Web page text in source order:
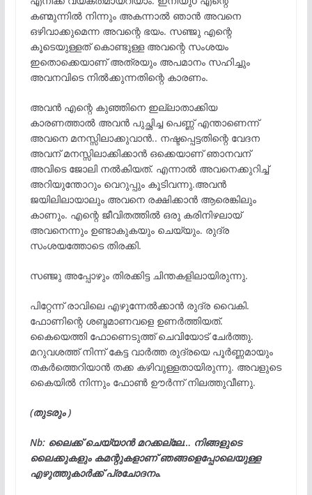
കണ്മുന്നിൽ നിന്നും അകന്നാൽ ഞാൻ അവനെ
ഒഴിവാക്കുമെന്ന അവന്റെ ഭയം. സഞ്ജു എന്റെ
കൂടെയുള്ളത് കൊണ്ടുള്ള അവന്റെ സംശയം
ഇതൊക്കെയാണ് അത്രയും അപമാനം സഹിച്ചും
അവനവിടെ നിൽക്കുന്നതിന്റെ കാരണം.
അവൻ എന്റെ കുഞ്ഞിനെ ഇല്ലാതാക്കിയ
കാരണത്താൽ അവൻ പുച്ഛിച്ച പെണ്ണ് എന്താണെന്ന്
അവനെ മനസ്സിലാക്കുവാൻ.. നഷ്ടപ്പെട്ടതിന്റെ വേദന
അവന് മനസ്സിലാക്കിക്കാൻ ഒക്കെയാണ് ഞാനവന്
അവിടെ ജോലി നൽകിയത്. എന്നാൽ അവനെക്കുറിച്ച്
അറിയുന്തോറും വെറുപ്പും കൂടിവന്നു.അവൻ
ജയിലിലായാലും അവനെ രക്ഷിക്കാൻ ആരെങ്കിലും
കാണും. എന്റെ ജീവിതത്തിൽ ഒരു കരിനിഴലായ്‌
അവനെന്നും ഉണ്ടാകുകയും ചെയ്യും. രുദ്ര
സംശയത്തോടെ തിരക്കി.
സഞ്ജു അപ്പോഴും തിരക്കിട്ട ചിന്തകളിലായിരുന്നു.
പിറ്റേന്ന് രാവിലെ എഴുന്നേൽക്കാൻ രുദ്ര വൈകി.
ഫോണിന്റെ ശബ്ദമാണവളെ ഉണർത്തിയത്.
കൈയെത്തി ഫോണെടുത്ത് ചെവിയോട് ചേർത്തു.
മറുവശത്ത് നിന്ന് കേട്ട വാർത്ത രുദ്രയെ പൂർണ്ണമായും
തകർത്തെറിയാൻ തക്ക കഴിവുള്ളതായിരുന്നു. അവളുടെ
കൈയിൽ നിന്നും ഫോൺ ഊർന്ന് നിലത്തുവീണു.
(തുടരും )
Nb: ലൈക്ക് ചെയ്യാൻ മറക്കല്ലേ… നിങ്ങളുടെ
ലൈക്കുകളും കമന്റുകളാണ് ഞങ്ങളെപ്പോലെയുള്ള
എഴുത്തുകാർക്ക് പ്രചോദനം.